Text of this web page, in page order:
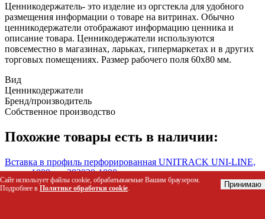
Ценникодержатель- это изделие из оргстекла для удобного
размещения информации о товаре на витринах. Обычно
ценникодержатели отображают информацию ценника и
описание товара. Ценникодержатели используются
повсеместно в магазинах, ларьках, гипермаркетах и в других
торговых помещениях. Размер рабочего поля 60х80 мм.
Вид
Ценникодержатели
Бренд/производитель
Собственное производство
Похожие товары есть в наличии:
Вставка в профиль перфорированная UNITRACK UNI-LINE,
длина 1000 мм 282020-1000
Код: 43554
Сайт использует файлы cookie, обрабатываемые Вашим браузером.
Подробнее в Политике обработки cookie. Принимаю